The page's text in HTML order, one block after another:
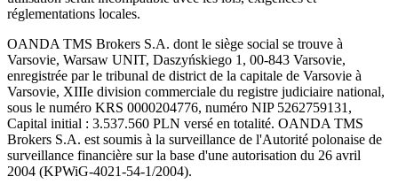
réglementations locales.
OANDA TMS Brokers S.A. dont le siège social se trouve à
Varsovie, Warsaw UNIT, Daszyńskiego 1, 00-843 Varsovie,
enregistrée par le tribunal de district de la capitale de Varsovie à
Varsovie, XIIIe division commerciale du registre judiciaire national,
sous le numéro KRS 0000204776, numéro NIP 5262759131,
Capital initial : 3.537.560 PLN versé en totalité. OANDA TMS
Brokers S.A. est soumis à la surveillance de l'Autorité polonaise de
surveillance financière sur la base d'une autorisation du 26 avril
2004 (KPWiG-4021-54-1/2004).